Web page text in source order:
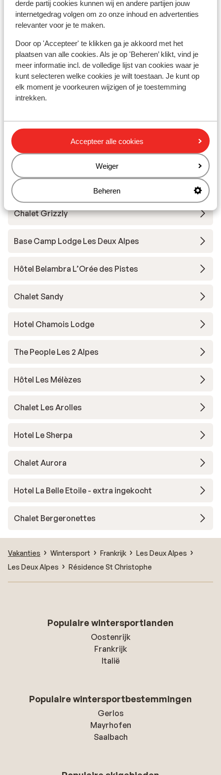
derde partij cookies kunnen wij en andere partijen jouw
internetgedrag volgen om zo onze inhoud en advertenties
relevanter voor je te maken.
Door op 'Accepteer' te klikken ga je akkoord met het
plaatsen van alle cookies. Als je op 'Beheren’ klikt, vind je
meer informatie incl. de volledige lijst van cookies waar je
kunt selecteren welke cookies je wilt toestaan. Je kunt op
elk moment je voorkeuren wijzigen of je toestemming
intrekken.
Accepteer alle cookies
Weiger
Beheren
Skilessen
Skimateriaal
Andere accommodaties in Les Deux
Hotel Serre Palas
Résidence Neige et Soleil
Résidence l'Alpeggio
Chalet Grizzly
Base Camp Lodge Les Deux Alpes
Hôtel Belambra L’Orée des Pistes
Chalet Sandy
Hotel Chamois Lodge
The People Les 2 Alpes
Hôtel Les Mélèzes
Chalet Les Arolles
Hotel Le Sherpa
Chalet Aurora
Hotel La Belle Etoile - extra ingekocht
Chalet Bergeronettes
Vakanties Wintersport Frankrijk
Les Deux Alpes
Les Deux Alpes
Résidence St Christophe
Populaire wintersportlanden
Oostenrijk
Frankrijk
Italië
Populaire wintersportbestemmingen
Gerlos
Mayrhofen
Saalbach